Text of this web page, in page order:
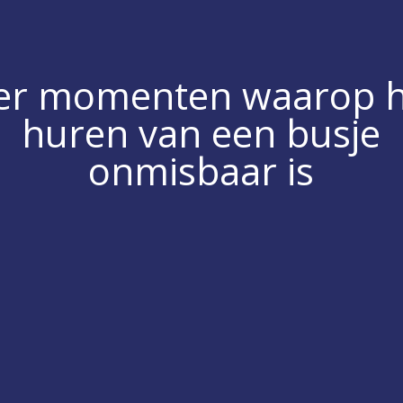
momenten waarop
huren van een busje
onmisbaar is